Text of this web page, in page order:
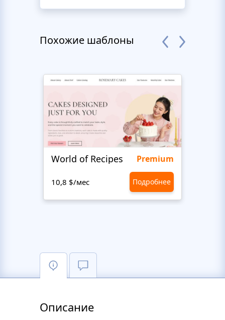
Похожие шаблоны
World of Recipes Premium
10,8 $/мес Подробнее
Описание